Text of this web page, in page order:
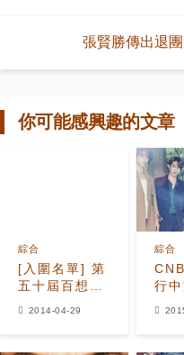
張賢勝傳出退
你可能感興趣的文章
[入圍名單] 第
五十屆百想藝
綜合
2014-04-29
行中
綜合